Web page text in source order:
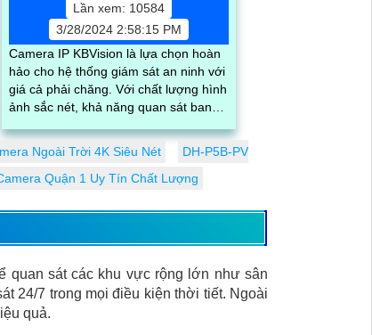
Lần xem: 10584
3/28/2024 2:58:15 PM
Camera IP KBVision là lựa chọn hoàn
hảo cho hệ thống giám sát an ninh với
giá cả phải chăng. Với chất lượng hình
ảnh sắc nét, khả năng quan sát ban
Camera IP KBVision đáng để đầu tư
Ngoài Trời 4K Siêu Nét
DH-P5B-PV
Quận 1 Uy Tín Chất Lượng
quan sát các khu vực rộng lớn như sân
24/7 trong mọi điều kiện thời tiết. Ngoài
quả.